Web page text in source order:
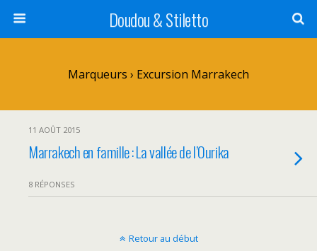
Doudou & Stiletto
Marqueurs › Excursion Marrakech
11 AOÛT 2015
Marrakech en famille : La vallée de l’Ourika
8 RÉPONSES
Retour au début